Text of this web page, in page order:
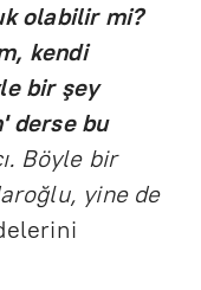
olabilir mi?
kendi
bir şey
derse bu
Böyle bir
yine de